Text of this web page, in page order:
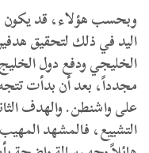
وبحسب هؤلاء، قد يكون
اليد في ذلك لتحقيق
الخليجي ودفع دول
مجدداً، بعد أن بدأت تتجه
على واشنطن. والهدف
التشييع، فالمشهد